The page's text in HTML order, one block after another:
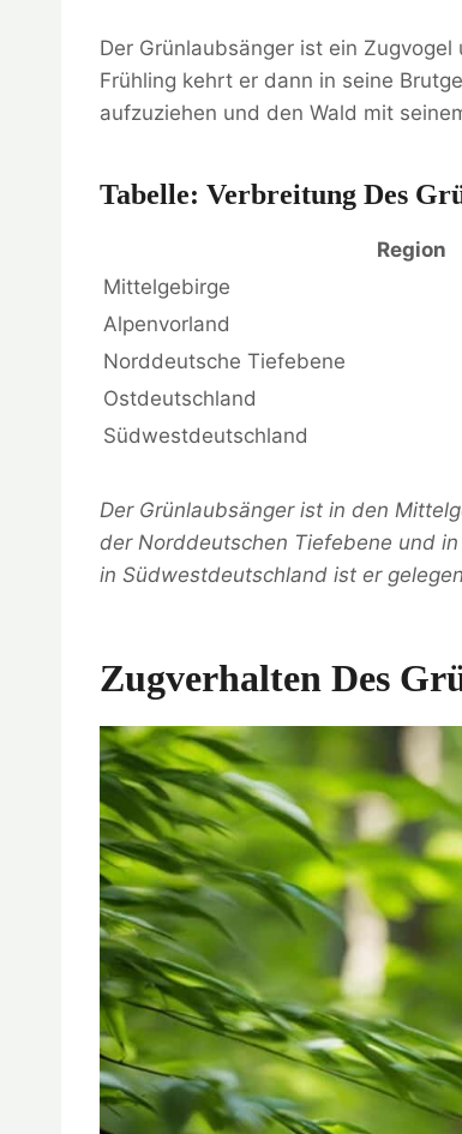
Der Grünlaubsänger ist ein
Frühling kehrt er dann in seine
aufzuziehen und den Wald mit
Tabelle: Verbreitung Des
Region
Mittelgebirge
Alpenvorland
Norddeutsche Tiefebene
Ostdeutschland
Südwestdeutschland
Der Grünlaubsänger ist in den
der Norddeutschen Tiefebene und
in Südwestdeutschland ist er
Zugverhalten Des